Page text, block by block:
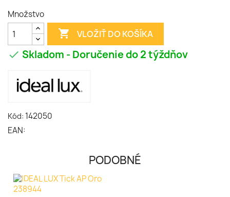
Množstvo
 VLOŽIŤ DO KOŠÍKA
 Skladom - Doručenie do 2 týždňov
Kód: 142050
EAN:
PODOBNÉ